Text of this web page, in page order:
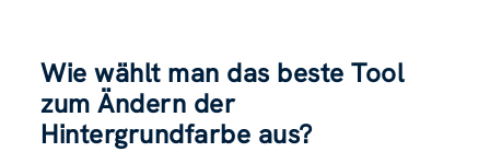
Wie wählt man das beste Tool
zum Ändern der
Hintergrundfarbe aus?